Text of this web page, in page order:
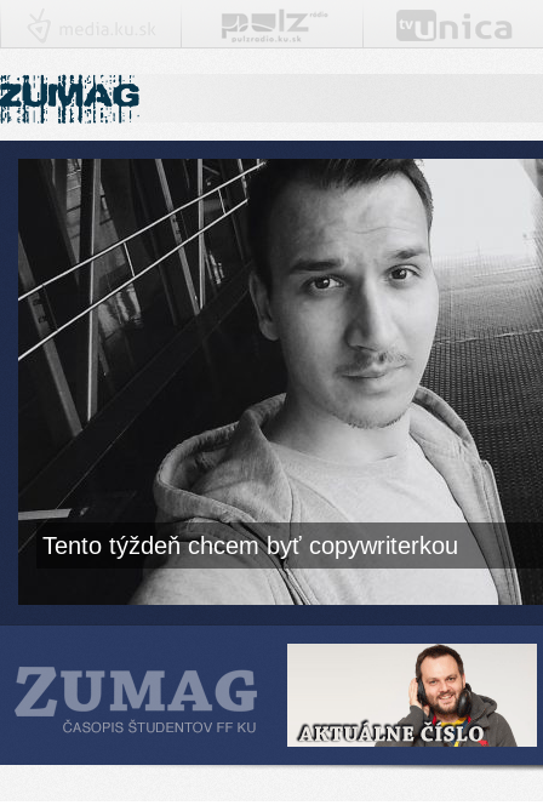
Tento týždeň chcem byť copywriterkou